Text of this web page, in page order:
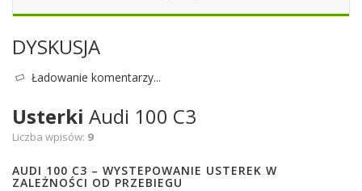
DYSKUSJA
Ładowanie komentarzy...
Usterki Audi 100 C3
Liczba wpisów: 9
AUDI 100 C3 – WYSTEPOWANIE USTEREK W
ZALEŻNOŚCI OD PRZEBIEGU